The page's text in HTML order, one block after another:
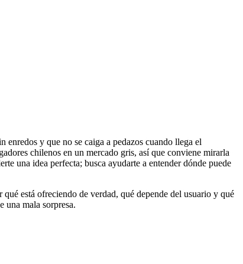
y que no se caiga a pedazos cuando llega el
chilenos en un mercado gris, así que conviene mirarla
una idea perfecta; busca ayudarte a entender dónde puede
está ofreciendo de verdad, qué depende del usuario y qué
una mala sorpresa.